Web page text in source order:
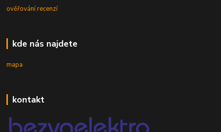
ověřování recenzí
kde nás najdete
mapa
kontakt